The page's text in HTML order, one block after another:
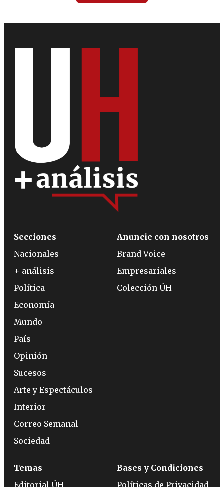
Secciones
Nacionales
+ análisis
Política
Economía
Mundo
País
Opinión
Sucesos
Arte y Espectáculos
Interior
Correo Semanal
Sociedad
Anuncie con nosotros
Brand Voice
Empresariales
Colección ÚH
Temas
Bases y Condiciones